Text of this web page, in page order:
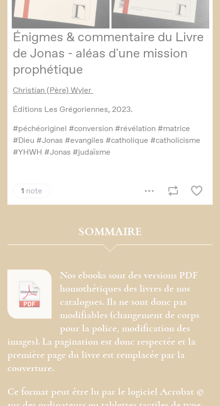
SOMMAIRE
Nos ebooks sont des versions PDF
homothétiques des livres de nos
catalogues. Ils ne sont donc pas
modifiables (changement de corps
pour la police, modification des
images). La pagination est donc respectée et la
première page du livre est remplacée par la
couverture.
Ce format peut être lu par le logiciel Acrobat ©